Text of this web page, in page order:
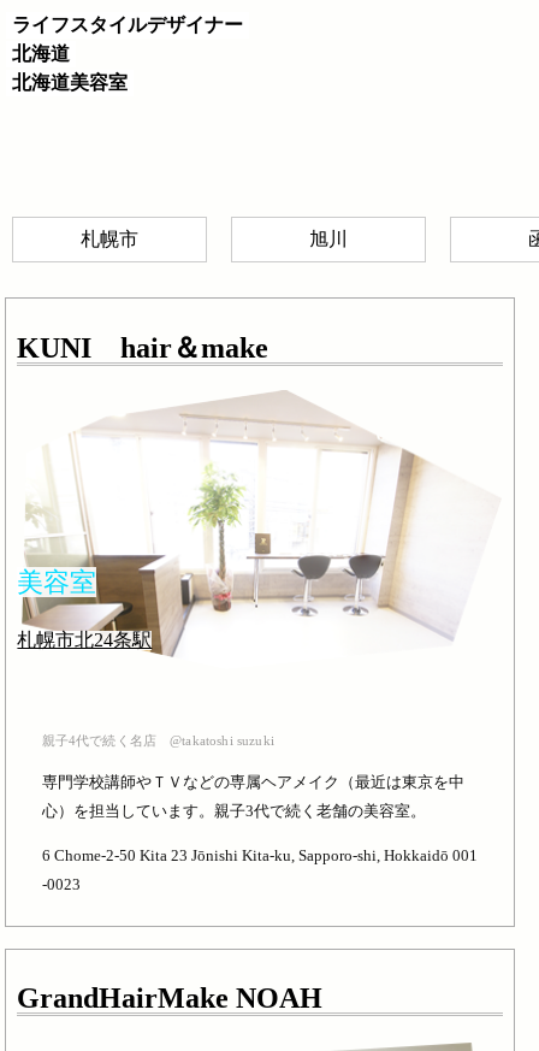
ライフスタイルデザイナー
北海道
北海道美容室
札幌市 旭川
KUNI hair＆make
美容室
札幌市北24条駅
親子4代で続く名店 @takatoshi suzuki
専門学校講師やＴＶなどの専属ヘアメイク（最近は東京を中
心）を担当しています。親子3代で続く老舗の美容室。
6 Chome-2-50 Kita 23 Jōnishi Kita-ku, Sapporo-shi, Hokkaidō 001
-0023
GrandHairMake NOAH